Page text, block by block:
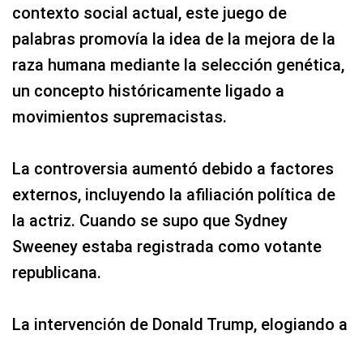
contexto social actual, este juego de
palabras promovía la idea de la mejora de la
raza humana mediante la selección genética,
un concepto históricamente ligado a
movimientos supremacistas.
La controversia aumentó debido a factores
externos, incluyendo la afiliación política de
la actriz. Cuando se supo que Sydney
Sweeney estaba registrada como votante
republicana.
La intervención de Donald Trump, elogiando a